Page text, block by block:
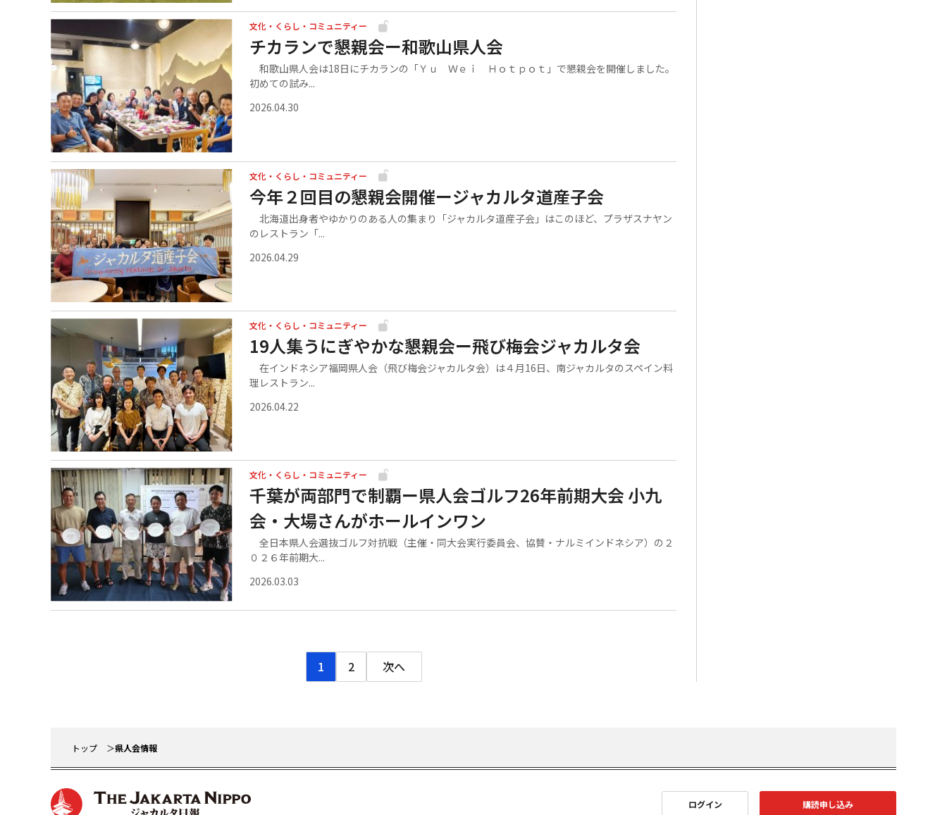
文化・くらし・コミュニティー
チカランで懇親会ー和歌山県人会
和歌山県人会は18日にチカランの「Ｙｕ Ｗｅｉ Ｈｏｔｐｏｔ」で懇親会を開催しました。
初めての試み...
2026.04.30
文化・くらし・コミュニティー
今年２回目の懇親会開催ージャカルタ道産子会
北海道出身者やゆかりのある人の集まり「ジャカルタ道産子会」はこのほど、プラザスナヤン
のレストラン「...
2026.04.29
文化・くらし・コミュニティー
19人集うにぎやかな懇親会ー飛び梅会ジャカルタ会
在インドネシア福岡県人会（飛び梅会ジャカルタ会）は４月16日、南ジャカルタのスペイン料
理レストラン...
2026.04.22
文化・くらし・コミュニティー
千葉が両部門で制覇ー県人会ゴルフ26年前期大会 小九
会・大場さんがホールインワン
全日本県人会選抜ゴルフ対抗戦（主催・同大会実行委員会、協賛・ナルミインドネシア）の２
０２６年前期大...
2026.03.03
1 2 次へ
トップ 県人会情報
ログイン 購読申し込み